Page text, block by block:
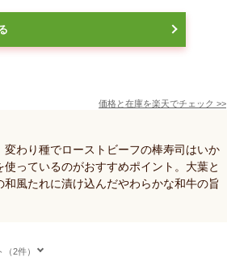
価格と在庫を楽天でチェック >>
わり種でローストビーフの棒寿司はいか
っているのがおすすめポイント。大葉と
風たれに漬け込んだやわらかな和牛の旨
2件）